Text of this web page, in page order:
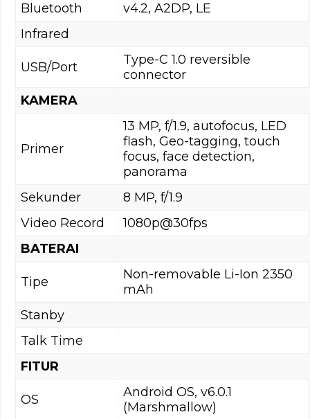
Bluetooth
v4.2, A2DP, LE
Infrared
USB/Port
Type-C 1.0 reversible
connector
KAMERA
Primer
13 MP, f/1.9, autofocus, LED
flash, Geo-tagging, touch
focus, face detection,
panorama
Sekunder
8 MP, f/1.9
Video Record
1080p@30fps
BATERAI
Tipe
Non-removable Li-Ion 2350
mAh
Stanby
Talk Time
FITUR
OS
Android OS, v6.0.1
(Marshmallow)